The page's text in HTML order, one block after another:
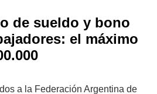
de sueldo y bono
el máximo
a la Federación Argentina de